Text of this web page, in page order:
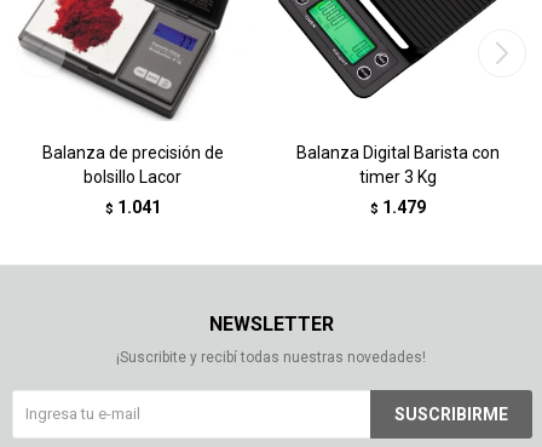
Balanza de precisión de
bolsillo Lacor
$ 1.041
Balanza Digital Barista con
timer 3 Kg
$ 1.479
NEWSLETTER
¡Suscribite y recibí todas nuestras novedades!
SUSCRIBIRME